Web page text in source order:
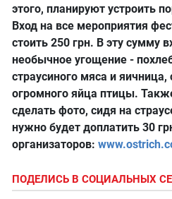
этого, планируют устроить
Вход на все мероприятия
стоить 250 грн. В эту сумму
необычное угощение -
страусиного мяса и яичница,
огромного яйца птицы.
сделать фото, сидя на
нужно будет доплатить 30
организаторов:
ПОДЕЛИСЬ В СОЦИАЛЬНЫХ